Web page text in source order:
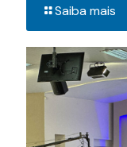
Saiba mais